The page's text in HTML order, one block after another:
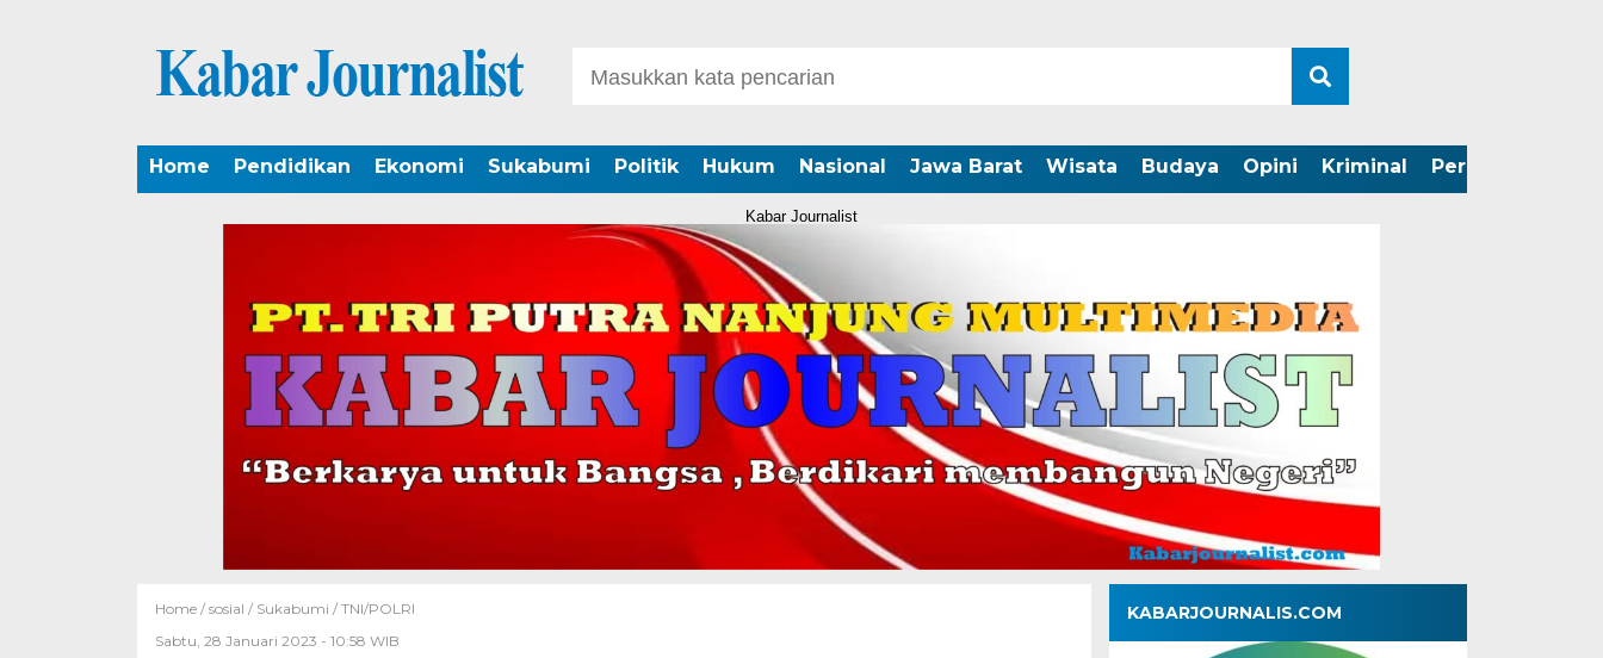
Home Pendidikan Ekonomi Sukabumi Politik Hukum Nasional Jawa Barat Wisata Budaya Opini Kriminal Peristiwa
Kabar Journalist
Home / sosial / Sukabumi / TNI/POLRI
Sabtu, 28 Januari 2023 - 10:58 WIB
KABARJOURNALIS.COM